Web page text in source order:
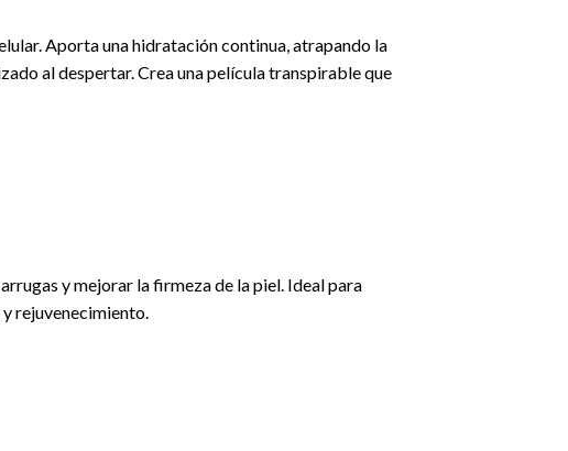
Aporta una hidratación continua, atrapando la
al despertar. Crea una película transpirable que
y mejorar la firmeza de la piel. Ideal para
rejuvenecimiento.